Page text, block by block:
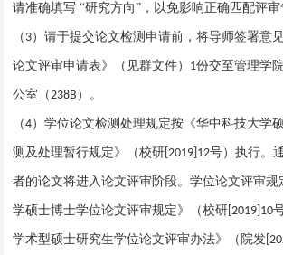
请准确填写 “研究方向”，以免影响正确匹配评审
（ 3）请于提交论文检测申请前，将导师签署意
论文评审申请表》（见群文件） 1份交至管理学
公室（238B ）。
（4）学位论文检测处理规定按《华中科技大学
测及处理暂行规定》（校研 [2019]12号）执行。
者的论文将进入论文评审阶段。学位论文评审规
学硕士博士学位论文评审规定》（校研 [2019]10
学术型硕士研究生学位论文评审办法》（院发